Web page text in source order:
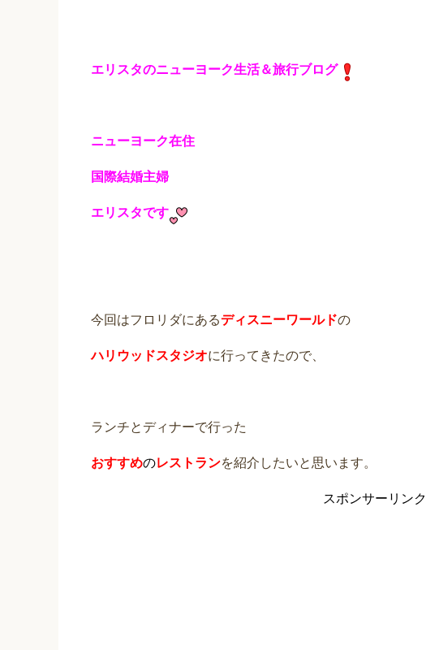
エリスタのニューヨーク生活＆旅行ブログ
ニューヨーク在住
国際結婚主婦
エリスタです
今回はフロリダにあるディスニーワールドの
ハリウッドスタジオに行ってきたので、
ランチとディナーで行った
おすすめのレストランを紹介したいと思います。
スポンサーリンク